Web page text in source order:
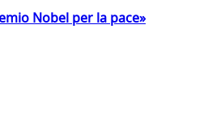
Nobel per la pace»